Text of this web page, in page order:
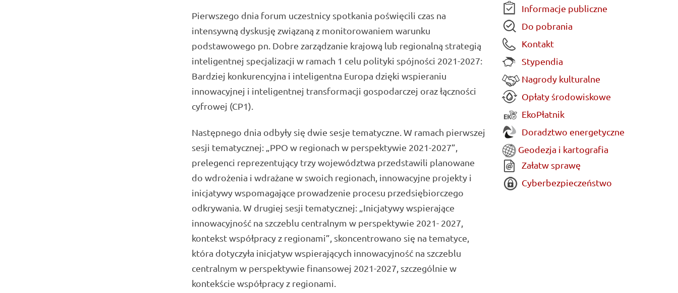
Pierwszego dnia forum uczestnicy spotkania poświęcili czas na
intensywną dyskusję związaną z monitorowaniem warunku
podstawowego pn. Dobre zarządzanie krajową lub regionalną strategią
inteligentnej specjalizacji w ramach 1 celu polityki spójności 2021-2027:
Bardziej konkurencyjna i inteligentna Europa dzięki wspieraniu
innowacyjnej i inteligentnej transformacji gospodarczej oraz łączności
cyfrowej (CP1).
Następnego dnia odbyły się dwie sesje tematyczne. W ramach pierwszej
sesji tematycznej: „PPO w regionach w perspektywie 2021-2027”,
prelegenci reprezentujący trzy województwa przedstawili planowane
do wdrożenia i wdrażane w swoich regionach, innowacyjne projekty i
inicjatywy wspomagające prowadzenie procesu przedsiębiorczego
odkrywania. W drugiej sesji tematycznej: „Inicjatywy wspierające
innowacyjność na szczeblu centralnym w perspektywie 2021- 2027,
kontekst współpracy z regionami”, skoncentrowano się na tematyce,
która dotyczyła inicjatyw wspierających innowacyjność na szczeblu
centralnym w perspektywie finansowej 2021-2027, szczególnie w
kontekście współpracy z regionami.
Informacje publiczne
Do pobrania
Kontakt
Stypendia
Nagrody kulturalne
Opłaty środowiskowe
EkoPłatnik
Doradztwo energetyczne
Geodezja i kartografia
Załatw sprawę
Cyberbezpieczeństwo